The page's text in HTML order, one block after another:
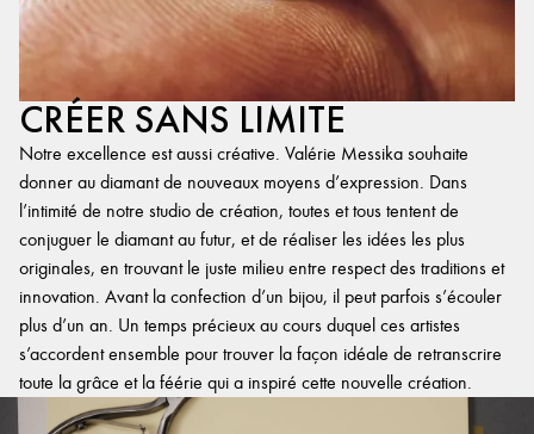
CRÉER SANS LIMITE
Notre excellence est aussi créative. Valérie Messika souhaite
donner au diamant de nouveaux moyens d’expression. Dans
l’intimité de notre studio de création, toutes et tous tentent de
conjuguer le diamant au futur, et de réaliser les idées les plus
originales, en trouvant le juste milieu entre respect des traditions et
innovation. Avant la confection d’un bijou, il peut parfois s’écouler
plus d’un an. Un temps précieux au cours duquel ces artistes
s’accordent ensemble pour trouver la façon idéale de retranscrire
toute la grâce et la féérie qui a inspiré cette nouvelle création.